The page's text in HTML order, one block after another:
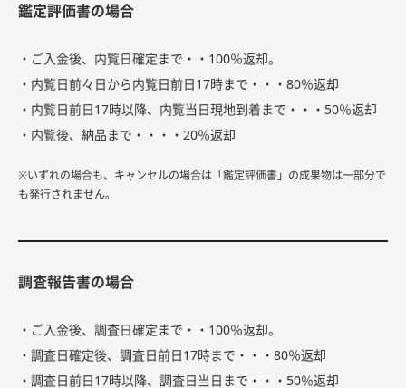
鑑定評価書の場合
・ご入金後、内覧日確定まで・・100％返却。
・内覧日前々日から内覧日前日17時まで・・・80％返却
・内覧日前日17時以降、内覧当日現地到着まで・・・50％返却
・内覧後、納品まで・・・・20％返却
※いずれの場合も、キャンセルの場合は「鑑定評価書」の成果物は一部分で
も発行されません。
調査報告書の場合
・ご入金後、調査日確定まで・・100％返却。
・調査日確定後、調査日前日17時まで・・・80％返却
・調査日前日17時以降、調査日当日まで・・・50％返却